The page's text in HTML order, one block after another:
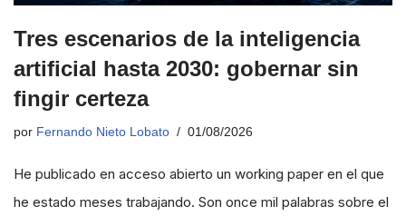
Tres escenarios de la inteligencia
artificial hasta 2030: gobernar sin
fingir certeza
por Fernando Nieto Lobato 01/08/2026
He publicado en acceso abierto un working paper en el que
he estado meses trabajando. Son once mil palabras sobre el